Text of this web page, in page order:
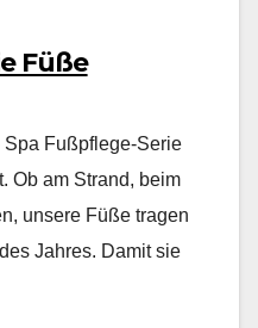
Füße
Fußpflege-Serie
Ob am Strand, beim
unsere Füße tra­gen
Jahres. Damit sie